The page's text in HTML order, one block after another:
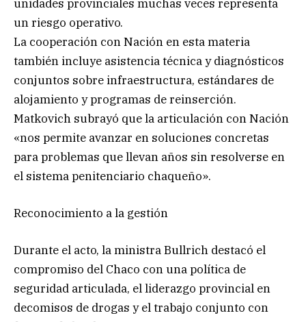
unidades provinciales muchas veces representa
un riesgo operativo.
La cooperación con Nación en esta materia
también incluye asistencia técnica y diagnósticos
conjuntos sobre infraestructura, estándares de
alojamiento y programas de reinserción.
Matkovich subrayó que la articulación con Nación
«nos permite avanzar en soluciones concretas
para problemas que llevan años sin resolverse en
el sistema penitenciario chaqueño».
Reconocimiento a la gestión
Durante el acto, la ministra Bullrich destacó el
compromiso del Chaco con una política de
seguridad articulada, el liderazgo provincial en
decomisos de drogas y el trabajo conjunto con